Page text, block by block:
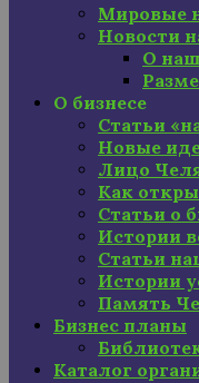
Мировые
Новости
О
О бизнесе
Статьи
Новые
Лицо
Как
Статьи о
Истории
Статьи
Истории
Память
Бизнес планы
Каталог